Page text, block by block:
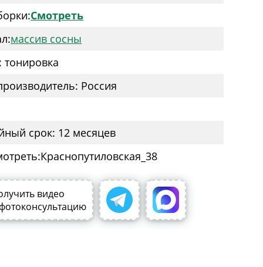
Смотреть
массив сосны
тонировка
Россия
срок: 12 месяцев
видео